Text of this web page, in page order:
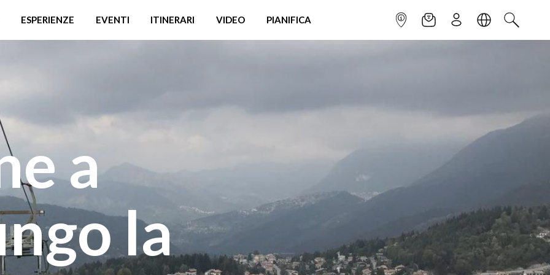
ESPERIENZE EVENTI ITINERARI VIDEO PIANIFICA INFOPOINTNEWSLETTER
ISCRIVITILINGUACERCA
a
la